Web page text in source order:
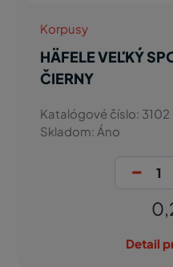
Korpusy
HÄFELE VEĽKÝ
ČIERNY
Katalógové číslo: 3102
Skladom: Áno
-
Detail